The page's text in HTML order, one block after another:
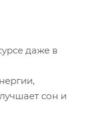
даже в
сон и